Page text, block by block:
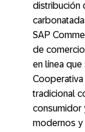
distribución
SAP
de
en línea que
tradicional
consumidor
modernos y